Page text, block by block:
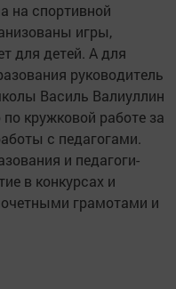
на спортивной
игры,
для детей. А для
руководитель
Василь Валиуллин
кружковой работе за
с педагогами.
и педагоги-
в конкурсах и
грамотами и